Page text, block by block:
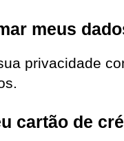
meus
privacidade
cartão de